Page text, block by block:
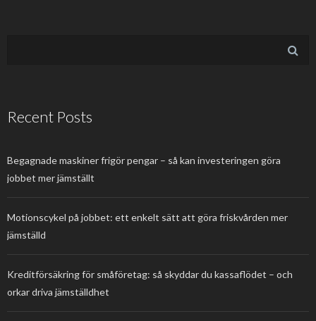
Recent Posts
Begagnade maskiner frigör pengar – så kan investeringen göra
jobbet mer jämställt
Motionscykel på jobbet: ett enkelt sätt att göra friskvården mer
jämställd
Kreditförsäkring för småföretag: så skyddar du kassaflödet – och
orkar driva jämställdhet